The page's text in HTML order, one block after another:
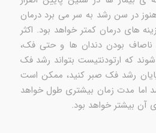
هنوز در سن رشد به سر می برد درمان
های درمان کمتر خواهد بود. اکثر
بودن دندان ها و حتی فک،
که ارتودنتیست بتواند رشد فک
رشد فک صبر کنید، ممکن است
اما مدت زمان بیشتری طول خواهد
آن بیشتر خواهد بود.